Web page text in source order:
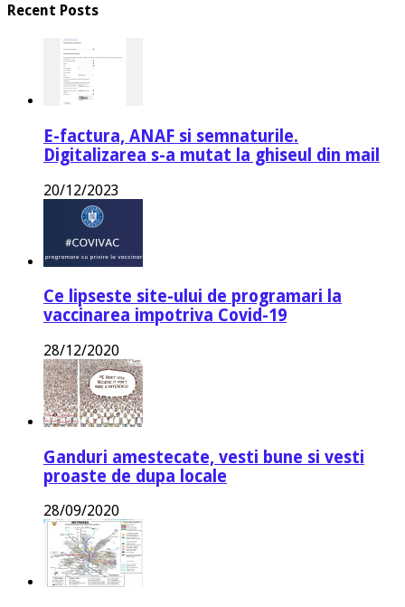
Recent Posts
E-factura, ANAF si semnaturile.
Digitalizarea s-a mutat la ghiseul din mail
20/12/2023
Ce lipseste site-ului de programari la
vaccinarea impotriva Covid-19
28/12/2020
Ganduri amestecate, vesti bune si vesti
proaste de dupa locale
28/09/2020